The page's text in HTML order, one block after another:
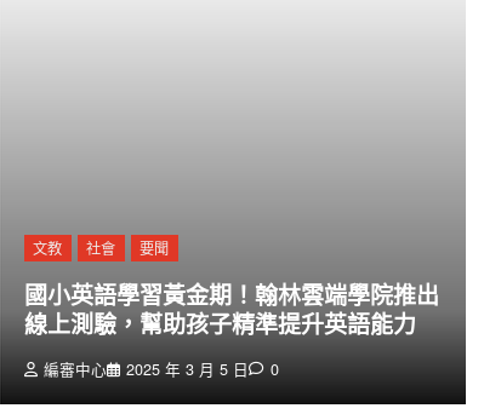
文教 社會 要聞
國小英語學習黃金期！翰林雲端學院推出
線上測驗，幫助孩子精準提升英語能力
編審中心 2025 年 3 月 5 日 0